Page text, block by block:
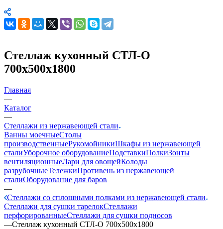
Стеллаж кухонный СТЛ-О
700х500х1800
Главная
—
Каталог
—
Стеллажи из нержавеющей стали
Ванны моечныеСтолы
производственныеРукомойникиШкафы из нержавеющей
сталиУборочное оборудованиеПодставкиПолкиЗонты
вентиляционныеЛари для овощейКолоды
разрубочныеТележкиПротивень из нержавеющей
сталиОборудование для баров
—
Стеллажи со сплошными полками из нержавеющей стали
Стеллажи для сушки тарелокСтеллажи
перфорированныеСтеллажи для сушки подносов
—Стеллаж кухонный СТЛ-О 700х500х1800